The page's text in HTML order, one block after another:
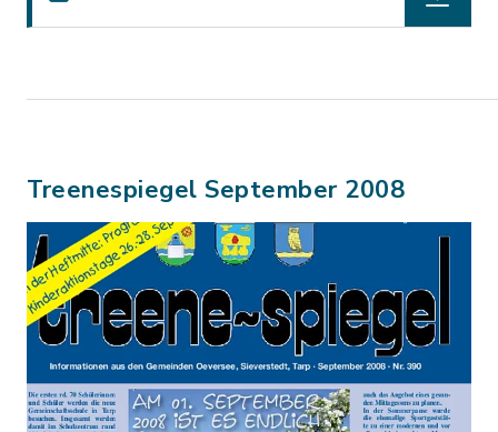
Treenespiegel September 2008